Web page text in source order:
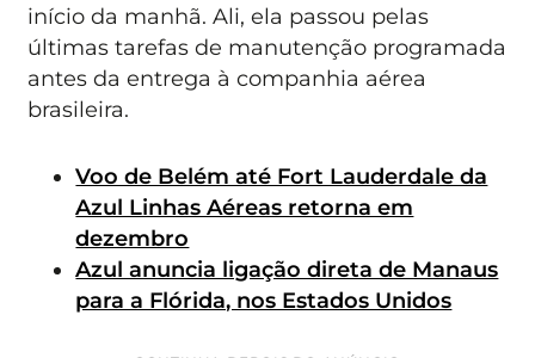
início da manhã. Ali, ela passou pelas
últimas tarefas de manutenção programada
antes da entrega à companhia aérea
brasileira.
Voo de Belém até Fort Lauderdale da
Azul Linhas Aéreas retorna em
dezembro
Azul anuncia ligação direta de Manaus
para a Flórida, nos Estados Unidos